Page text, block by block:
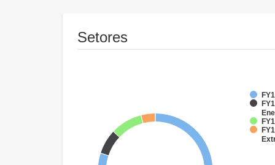
Setores